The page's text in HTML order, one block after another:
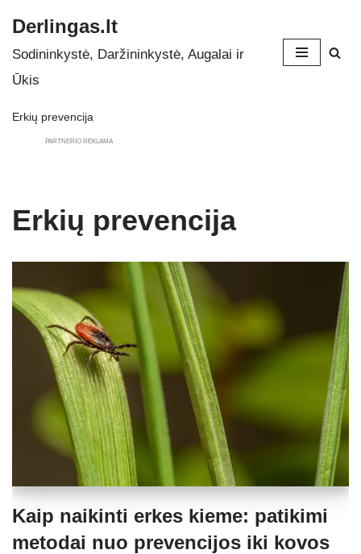
Skip
to
Derlingas.lt
Sodininkystė, Daržininkystė, Augalai ir
Ūkis
Erkių prevencija
PARTNERIO REKLAMA
Erkių prevencija
Kaip naikinti erkes kieme: patikimi
metodai nuo prevencijos iki kovos